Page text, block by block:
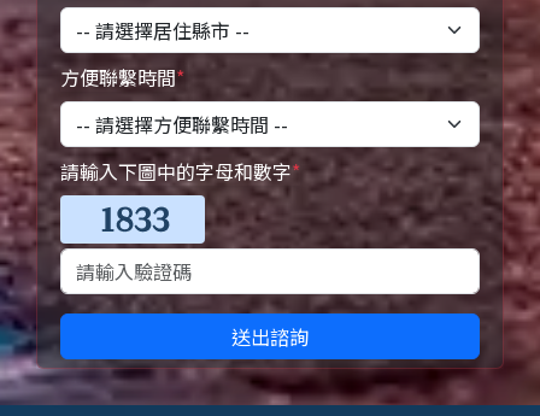
方便聯繫時間*
請輸入下圖中的字母和數字*
送出諮詢